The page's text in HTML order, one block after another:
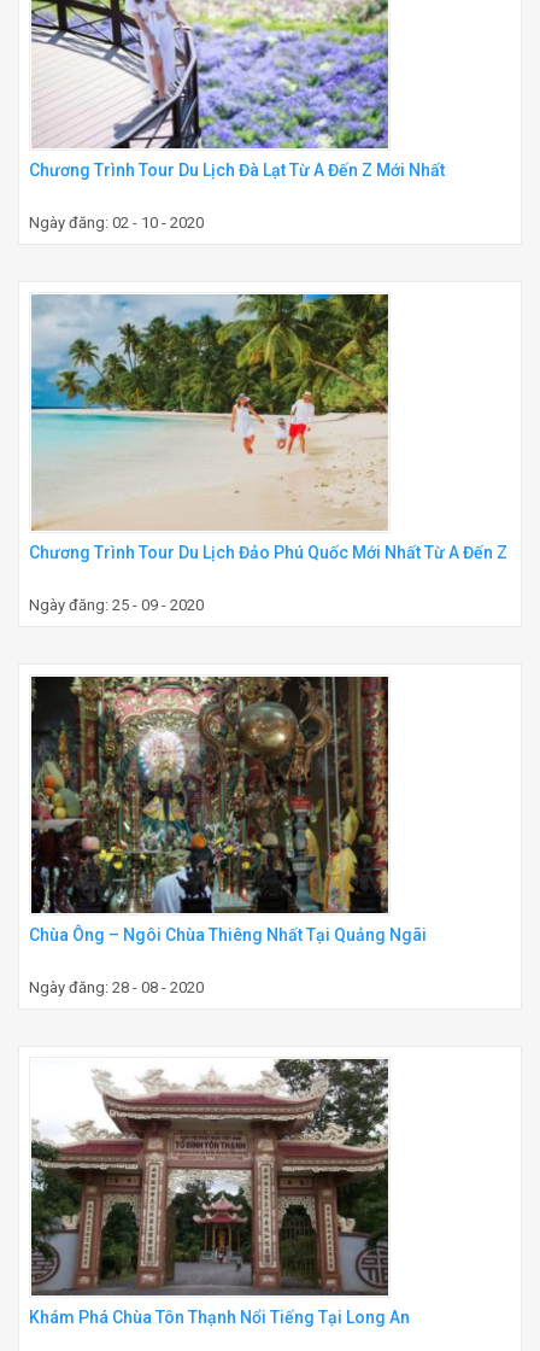
Chương Trình Tour Du Lịch Đà Lạt Từ A Đến Z Mới Nhất
Ngày đăng: 02 - 10 - 2020
Chương Trình Tour Du Lịch Đảo Phú Quốc Mới Nhất Từ A Đến Z
Ngày đăng: 25 - 09 - 2020
Chùa Ông – Ngôi Chùa Thiêng Nhất Tại Quảng Ngãi
Ngày đăng: 28 - 08 - 2020
Khám Phá Chùa Tôn Thạnh Nổi Tiếng Tại Long An